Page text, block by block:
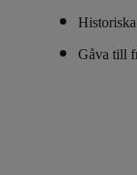
Gåva till